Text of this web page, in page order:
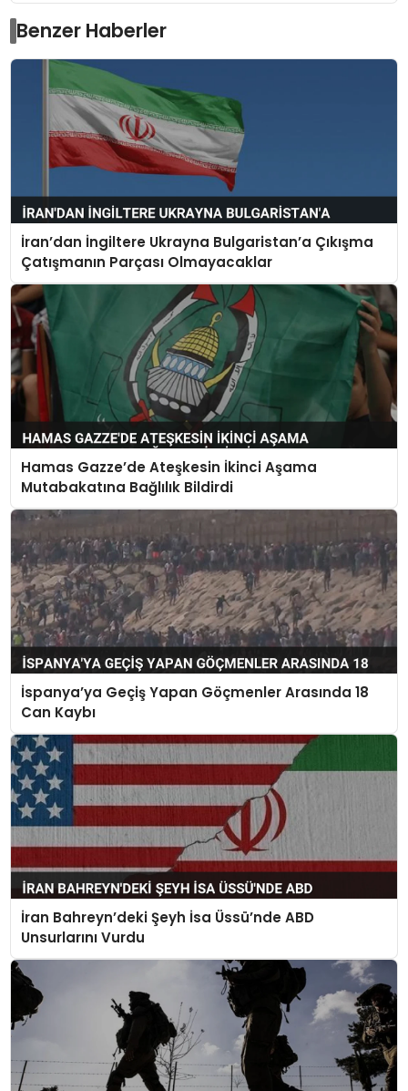
Benzer Haberler
İran’dan İngiltere Ukrayna Bulgaristan’a Çıkışma
Çatışmanın Parçası Olmayacaklar
Hamas Gazze’de Ateşkesin İkinci Aşama
Mutabakatına Bağlılık Bildirdi
İspanya’ya Geçiş Yapan Göçmenler Arasında 18
Can Kaybı
İran Bahreyn’deki Şeyh İsa Üssü’nde ABD
Unsurlarını Vurdu